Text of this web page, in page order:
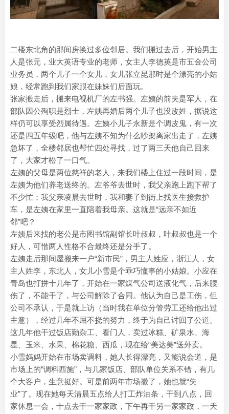
二楼东北角的那间房换过多位邻居。我们搬过去后，开始男主
人是张元，业大英语专业的老师，女主人李德英是市五金公司
业务员，两个儿子一个女儿，女儿张立昆那时是个漂亮的小姑
娘，经常跑到我们家跟在妹妹们后面玩。
张家搬走后，搬来电视机厂的左书强。左姨的前夫是军人，在
部队因公殉职是烈士，左姨再婚后两个儿子也没改姓，据说这
样仍可以享受烈属待遇。左姨小儿子永新是个调皮鬼，有一次
还是四五年级吧，他与左姨不知为什么吵架离家出走了，左姨
急坏了，全楼邻居也帮忙四处寻找，过了两三天他自己回来
了，大家才松了一口气。
左姨的父母是两位慈祥的老人，来我们楼上住过一段时间，是
左姨为他们养老送终的。左爷爷去世时，我父亲跑上跑下帮了
不少忙；我父亲凌晨去世时，我和妻子到街上找医生接救护
车，是左姨在家里一直陪着我母亲。这就是“远亲不如近
邻”吧？
左姨后来找的老公是市图书馆副馆长叶叔叔，叶叔叔也是一个
好人，可惜两人性格不合最终还是分手了。
左姨走后那间屋搬来一户“新市民”，男主人姓应，浙江人，女
主人姓李，东北人，女儿小雪是个乖巧懂事的小姑娘。小应在
青岛也打拼十几年了，开始在一家煤气公司送液化气，后来腰
伤了，不能干了，与公司解除了合同。他认为自己是工伤，但
公司不承认，于是就上访（当时我在单位分管劳工还给他出过
主意），经过几年不屈不挠的努力，终于为自己讨回了公道。
这几年他干过饭店勤杂工、看门人，卖过冰糕、矿泉水、海
星、玉米、水果、棉花糖、西瓜，现在给“美达美”送外卖。
小雪妈妈开始在市场卖调料，她人长得漂亮，又能说会道，是
市场上的“调料西施”，与几家饭店、部队单位关系不错，有几
个大客户，生意挺好。可是前两年市场撤了，她也就“失
业”了。现在她每天清晨五点给人打工炸油条，干到八点，回
家休息一会，十点去干一家家政，下午再干另一家家政，一天